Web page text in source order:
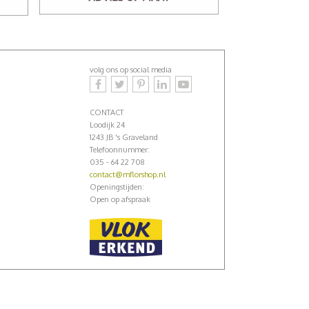
volg ons op social media
CONTACT
Loodijk 24
1243 JB 's Graveland
Telefoonnummer:
035 - 64 22 708
contact@mflorshop.nl
Openingstijden:
Open op afspraak